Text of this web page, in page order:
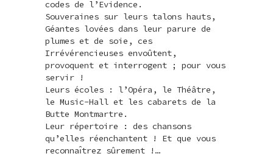
codes de l’Evidence.
Souveraines sur leurs talons hauts,
Géantes lovées dans leur parure de
plumes et de soie, ces
Irrévérencieuses envoûtent,
provoquent et interrogent ; pour vous
servir !
Leurs écoles : l’Opéra, le Théâtre,
le Music-Hall et les cabarets de la
Butte Montmartre.
Leur répertoire : des chansons
qu’elles réenchantent ! Et que vous
reconnaı̂trez sûrement !…